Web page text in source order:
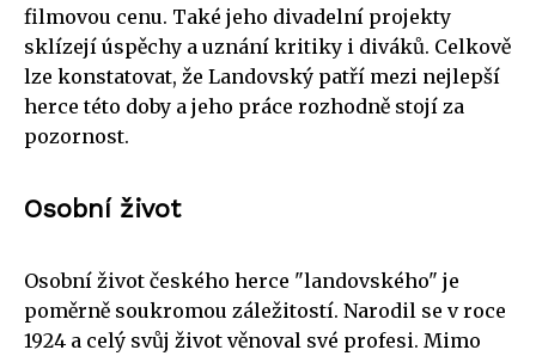
filmovou cenu. Také jeho divadelní projekty
sklízejí úspěchy a uznání kritiky i diváků. Celkově
lze konstatovat, že Landovský patří mezi nejlepší
herce této doby a jeho práce rozhodně stojí za
pozornost.
Osobní život
Osobní život českého herce "landovského" je
poměrně soukromou záležitostí. Narodil se v roce
1924 a celý svůj život věnoval své profesi. Mimo